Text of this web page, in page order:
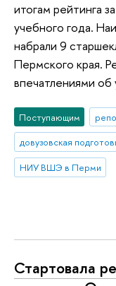
итогам рейтинга
учебного года.
набрали 9
Пермского края.
впечатлениями об
Поступающим
довузовская
НИУ ВШЭ в Перми
Стартовала